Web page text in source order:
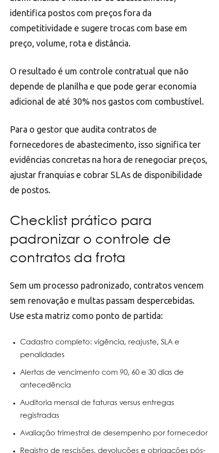
identifica postos com preços fora da
competitividade e sugere trocas com base em
preço, volume, rota e distância.
O resultado é um controle contratual que não
depende de planilha e que pode gerar economia
adicional de até 30% nos gastos com combustível.
Para o gestor que audita contratos de
fornecedores de abastecimento, isso significa ter
evidências concretas na hora de renegociar preços,
ajustar franquias e cobrar SLAs de disponibilidade
de postos.
Checklist prático para
padronizar o controle de
contratos da frota
Sem um processo padronizado, contratos vencem
sem renovação e multas passam despercebidas.
Use esta matriz como ponto de partida:
Cadastro completo: vigência, reajuste, SLA e
penalidades
Alertas de vencimento com 90, 60 e 30 dias de
antecedência
Auditoria mensal de faturas versus entregas
registradas
Avaliação trimestral de desempenho por fornecedor
Registro de rescisões, devoluções e obrigações pós-